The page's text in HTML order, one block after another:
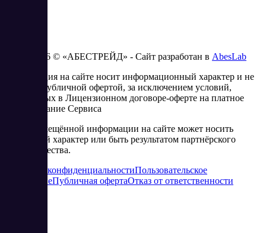
2023 - 2026 © «АБЕСТРЕЙД» - Сайт разработан в AbesLab
Информация на сайте носит информационный характер и не
является публичной офертой, за исключением условий,
изложенных в Лицензионном договоре-оферте на платное
использование Сервиса
Часть размещённой информации на сайте может носить
рекламный характер или быть результатом партнёрского
сотрудничества.
Политика конфиденциальностиПользовательское
соглашениеПубличная офертаОтказ от ответственности